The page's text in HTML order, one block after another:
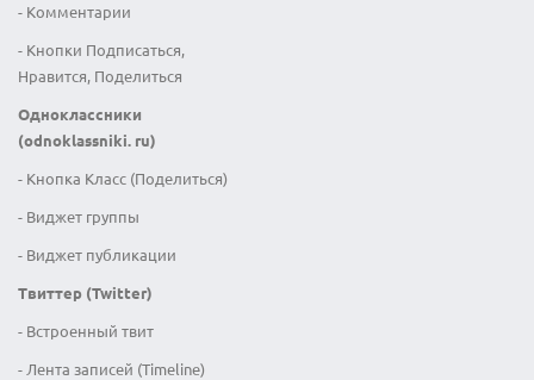
- Комментарии
- Кнопки Подписаться,
Нравится, Поделиться
Одноклассники
(odnoklassniki. ru)
- Кнопка Класс (Поделиться)
- Виджет группы
- Виджет публикации
Твиттер (Twitter)
- Встроенный твит
- Лента записей (Timeline)